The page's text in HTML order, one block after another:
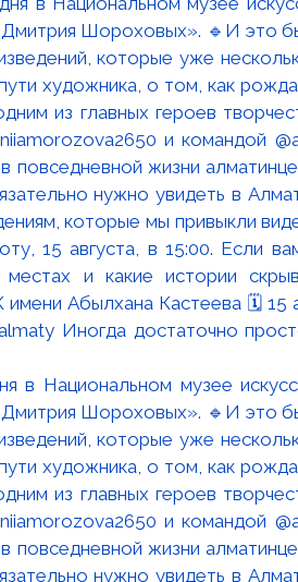
в Национальном музее
Шороховых». 🔹И это
которые уже
художника, о том, как
из главных героев
и командой
повседневной жизни
нужно увидеть в